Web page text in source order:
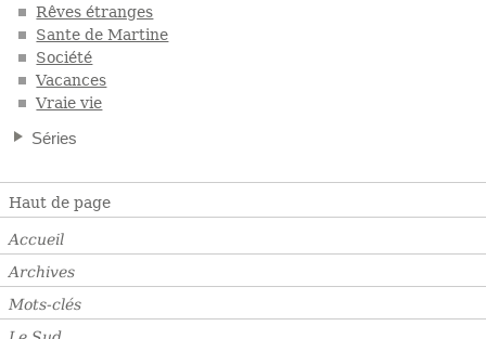
Rêves étranges
Sante de Martine
Société
Vacances
Vraie vie
Séries
Haut de page
Accueil
Archives
Mots-clés